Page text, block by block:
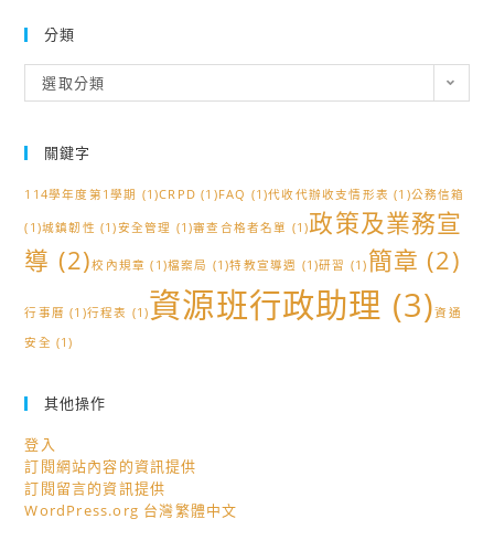
分類
類
選取分類
關鍵字
114學年度第1學期 (1)CRPD (1)FAQ (1)代收代辦收支情形表 (1)公務信箱
(1)城鎮韌性 (1)安全管理 (1)審查合格者名單 (1)政策及業務宣
導 (2)校內規章 (1)檔案局 (1)特教宣導週 (1)研習 (1) 簡章 (2)
行事曆 (1)行程表 (1)資源班行政助理 (3)資通
安全 (1)
其他操作
登入
訂閱網站內容的資訊提供
訂閱留言的資訊提供
WordPress.org 台灣繁體中文